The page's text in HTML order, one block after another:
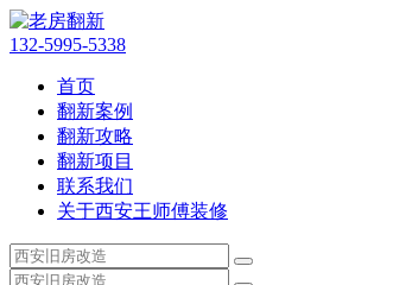
132-5995-5338
首页
翻新案例
翻新攻略
翻新项目
联系我们
关于西安王师傅装修